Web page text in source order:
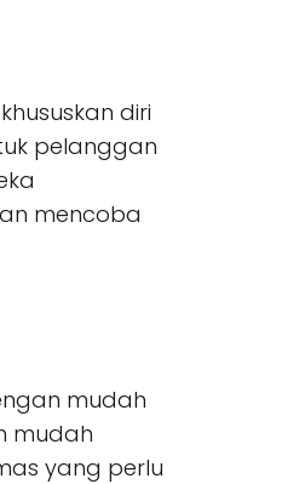
diri
pelanggan
mencoba
mudah
mudah
yang perlu